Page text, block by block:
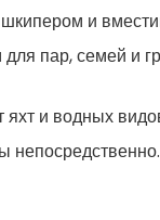
и
пар, семей и
и водных
непосредственно.